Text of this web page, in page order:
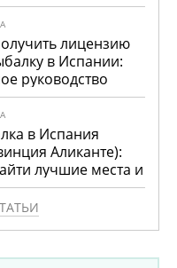
лицензию
в Испании:
руководство
в Испания
Аликанте):
лучшие места и